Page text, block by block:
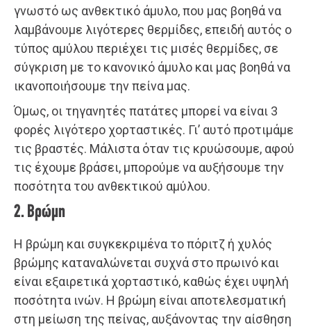
γνωστό ως ανθεκτικό άμυλο, που μας βοηθά να
λαμβάνουμε λιγότερες θερμίδες, επειδή αυτός ο
τύπος αμύλου περιέχει τις μισές θερμίδες, σε
σύγκριση με το κανονικό άμυλο και μας βοηθά να
ικανοποιήσουμε την πείνα μας.
Όμως, οι τηγανητές πατάτες μπορεί να είναι 3
φορές λιγότερο χορταστικές. Γι’ αυτό προτιμάμε
τις βραστές. Μάλιστα όταν τις κρυώσουμε, αφού
τις έχουμε βράσει, μπορούμε να αυξήσουμε την
ποσότητα του ανθεκτικού αμύλου.
2. Βρώμη
Η βρώμη και συγκεκριμένα το πόριτζ ή χυλός
βρώμης καταναλώνεται συχνά στο πρωινό και
είναι εξαιρετικά χορταστικό, καθώς έχει υψηλή
ποσότητα ινών. Η βρώμη είναι αποτελεσματική
στη μείωση της πείνας, αυξάνοντας την αίσθηση